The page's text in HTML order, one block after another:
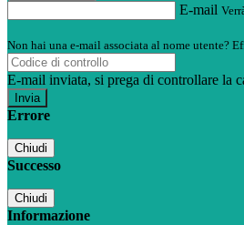
E-mail
Non hai una e-mail associata al nome utente?
E-mail inviata, si prega di controllare la
Errore
Chiudi
Successo
Chiudi
Informazione